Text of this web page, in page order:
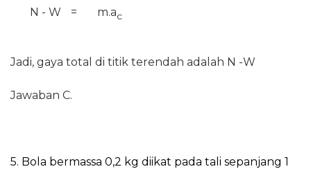
N - W = m.ac
Jadi, gaya total di titik terendah adalah N -W
Jawaban C.
5. Bola bermassa 0,2 kg diikat pada tali sepanjang 1